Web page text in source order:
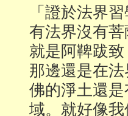
「證於法界
有法界沒有
就是阿鞞跋
那邊還是在
佛的淨土還
域。就好像